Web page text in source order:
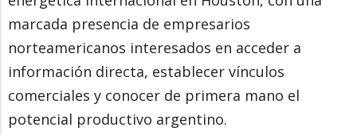
marcada presencia de empresarios
norteamericanos interesados en acceder a
información directa, establecer vínculos
comerciales y conocer de primera mano el
potencial productivo argentino.